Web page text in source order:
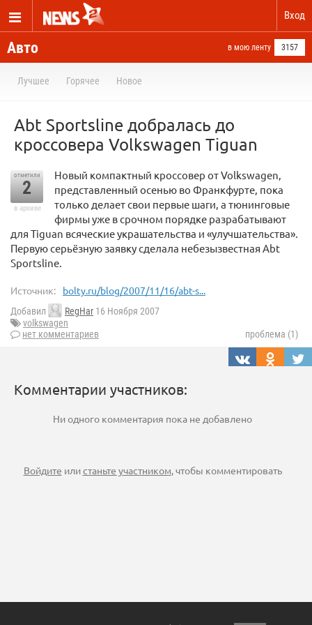
Вход
Авто в мою ленту 3157
Лучшее Горячее Новое
Abt Sportsline добралась до
кроссовера Volkswagen Tiguan
отметили
2
в архиве
Новый компактный кроссовер от Volkswagen,
представленный осенью во Франкфурте, пока
только делает свои первые шаги, а тюнинговые
фирмы уже в срочном порядке разрабатывают
для Tiguan всяческие украшательства и «улучшательства».
Первую серьёзную заявку сделала небезызвестная Abt
Sportsline.
Источник: bolty.ru/blog/2007/11/16/abt-s...
Добавил RegHar 16 Ноября 2007
volkswagen
нет комментариев
проблема (1)
Комментарии участников:
Ни одного комментария пока не добавлено
Войдите илистаньте участником, чтобы комментировать